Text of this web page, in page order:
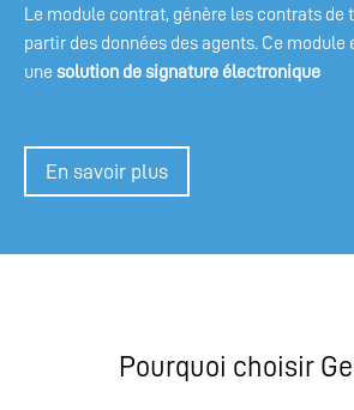
Le module contrat, génère les contrats
partir des données des agents. Ce
une solution de signature électronique
En savoir plus
Pourquoi choisir